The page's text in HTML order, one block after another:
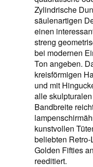
Zylindrische
säulenartigen
einen
streng
bei modernen
Ton angeben.
kreisförmigen
und mit
alle
Bandbreite
kunstvollen
beliebten
Golden Fifties
reeditiert.